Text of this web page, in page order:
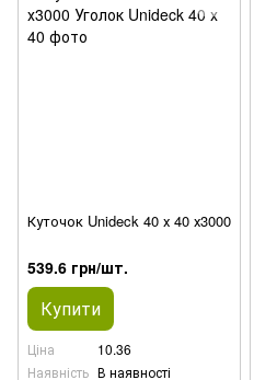
Куточок Unideck 40 х 40 х3000
539.6 грн/шт.
Купити
Ціна
10.36
Наявність В наявності